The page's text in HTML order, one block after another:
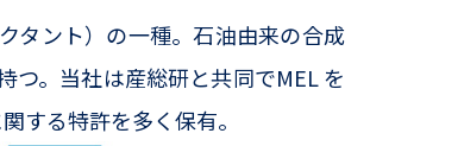
タント）の一種。石油由来の合成
つ。当社は産総研と共同でMEL を
する特許を多く保有。